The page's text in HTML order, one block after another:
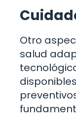
Otro
salud